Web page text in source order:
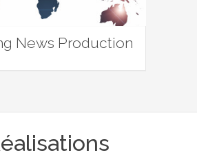
News Production